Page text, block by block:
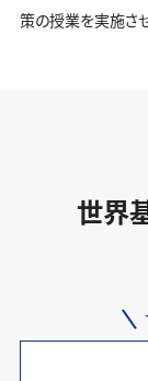
策の授業を実施さ
世界